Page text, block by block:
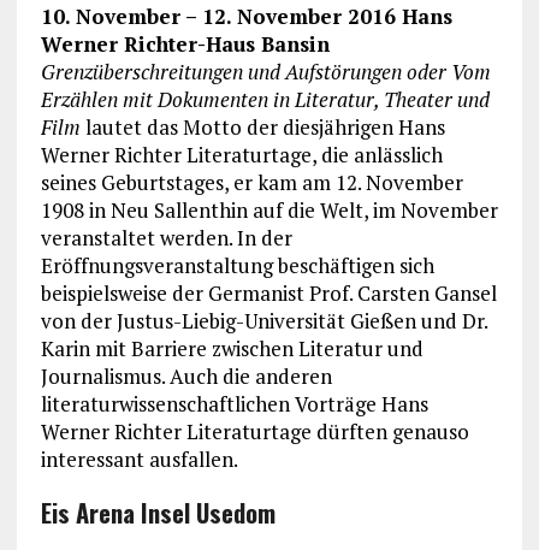
10. November – 12. November 2016 Hans
Werner Richter-Haus Bansin
Grenzüberschreitungen und Aufstörungen oder Vom
Erzählen mit Dokumenten in Literatur, Theater und
Film lautet das Motto der diesjährigen Hans
Werner Richter Literaturtage, die anlässlich
seines Geburtstages, er kam am 12. November
1908 in Neu Sallenthin auf die Welt, im November
veranstaltet werden. In der
Eröffnungsveranstaltung beschäftigen sich
beispielsweise der Germanist Prof. Carsten Gansel
von der Justus-Liebig-Universität Gießen und Dr.
Karin mit Barriere zwischen Literatur und
Journalismus. Auch die anderen
literaturwissenschaftlichen Vorträge Hans
Werner Richter Literaturtage dürften genauso
interessant ausfallen.
Eis Arena Insel Usedom